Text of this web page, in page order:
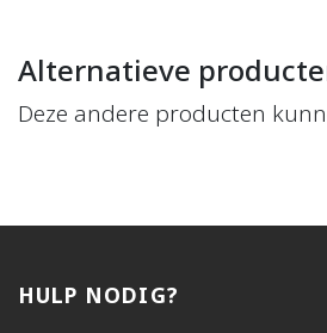
Alternatieve
Deze andere producten
HULP NODIG?